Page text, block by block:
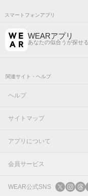
スマートフォンアプリ
WEARアプリ
あなたの似合うが探せ
関連サイト・ヘルプ
ヘルプ
サイトマップ
アプリについて
会員サービス
ログイン
WEAR公式SNS